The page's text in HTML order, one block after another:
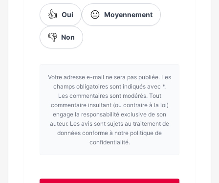
👍 Oui 😐 Moyennement
👎 Non
Votre adresse e-mail ne sera pas publiée. Les
champs obligatoires sont indiqués avec *.
Les commentaires sont modérés. Tout
commentaire insultant (ou contraire à la loi)
engage la responsabilité exclusive de son
auteur. Les avis sont sujets au traitement de
données conforme à notre politique de
confidentialité.